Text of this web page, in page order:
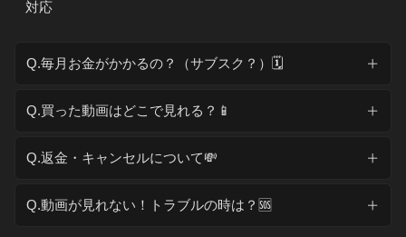
対応
Q.毎月お金がかかるの？（サブスク？）🗓️
Q.買った動画はどこで見れる？📱
Q.返金・キャンセルについて💸
Q.動画が見れない！トラブルの時は？🆘